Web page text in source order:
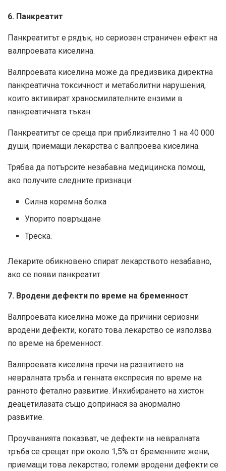
6. Панкреатит
Панкреатитът е рядък, но сериозен страничен ефект на
валпроевата киселина.
Валпроевата киселина може да предизвика директна
панкреатична токсичност и метаболитни нарушения,
които активират храносмилателните ензими в
панкреатичната тъкан.
Панкреатитът се среща при приблизително 1 на 40 000
души, приемащи лекарства с валпроева киселина.
Трябва да потърсите незабавна медицинска помощ,
ако получите следните признаци:
Силна коремна болка
Упорито повръщане
Треска.
Лекарите обикновено спират лекарството незабавно,
ако се появи панкреатит.
7. Вродени дефекти по време на бременност
Валпроевата киселина може да причини сериозни
вродени дефекти, когато това лекарство се използва
по време на бременност.
Валпроевата киселина пречи на развитието на
невралната тръба и генната експресия по време на
ранното фетално развитие. Инхибирането на хистон
деацетилазата също допринася за анормално
развитие.
Проучванията показват, че дефекти на невралната
тръба се срещат при около 1,5% от бременните жени,
приемащи това лекарство; големи вродени дефекти се